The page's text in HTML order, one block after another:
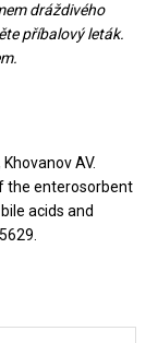
dráždivého
příbalový leták.
AV.
the enterosorbent
acids and